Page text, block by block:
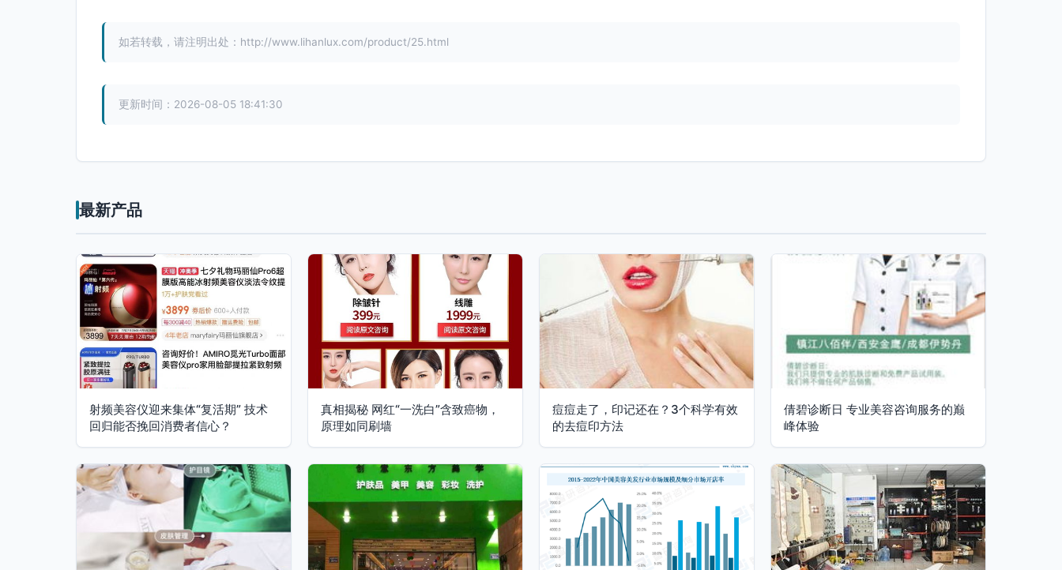
如若转载，请注明出处：http://www.lihanlux.com/product/25.html
更新时间：2026-08-05 18:41:30
最新产品
射频美容仪迎来集体“复活期” 技术
回归能否挽回消费者信心？
真相揭秘 网红“一洗白”含致癌物，
原理如同刷墙
痘痘走了，印记还在？3个科学有效
的去痘印方法
倩碧诊断日 专业美容咨询服务的巅
峰体验